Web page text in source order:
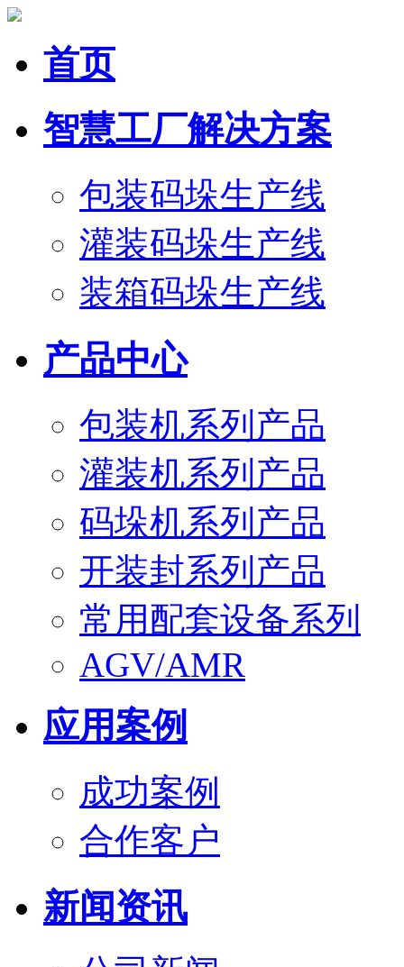
首页
智慧工厂解决方案
包装码垛生产线
灌装码垛生产线
装箱码垛生产线
产品中心
包装机系列产品
灌装机系列产品
码垛机系列产品
开装封系列产品
常用配套设备系列
AGV/AMR
应用案例
成功案例
合作客户
新闻资讯